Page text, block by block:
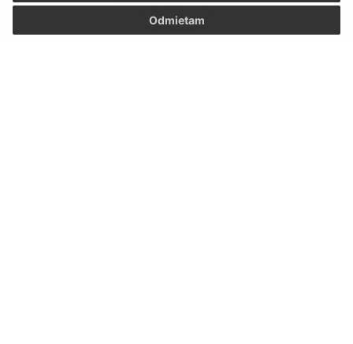
Odmietam
Mapa stránok
Cookies